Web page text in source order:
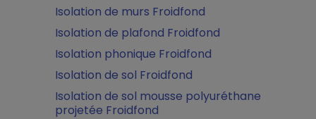
Isolation de murs Froidfond
Isolation de plafond Froidfond
Isolation phonique Froidfond
Isolation de sol Froidfond
Isolation de sol mousse polyuréthane
projetée Froidfond